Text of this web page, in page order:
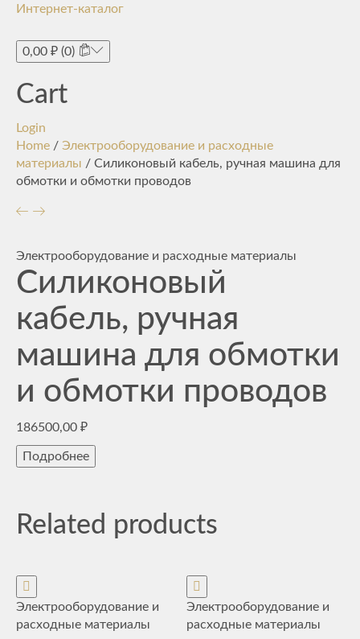
Интернет-каталог
0,00 ₽ (0)
Cart
Login
Home / Электрооборудование и расходные
материалы / Силиконовый кабель, ручная машина для
обмотки и обмотки проводов
Электрооборудование и расходные материалы
Силиконовый
кабель, ручная
машина для обмотки
и обмотки проводов
186500,00 ₽
Подробнее
Related products
Электрооборудование и
расходные материалы
Электрооборудование и
расходные материалы